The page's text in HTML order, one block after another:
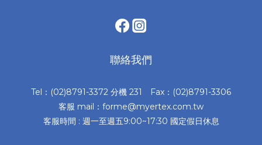
聯絡我們
Tel：(02)8791-3372 分機 231 Fax：(02)8791-3306
客服 mail：forme@myertex.com.tw
客服時間 : 週一至週五9:00~17:30 國定假日休息